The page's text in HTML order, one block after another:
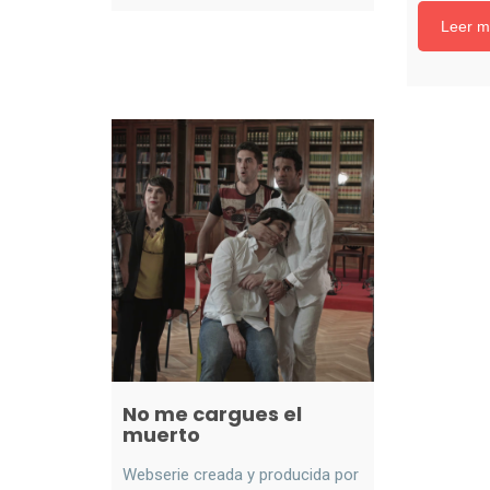
Leer
No me cargues el
muerto
Webserie creada y producida por